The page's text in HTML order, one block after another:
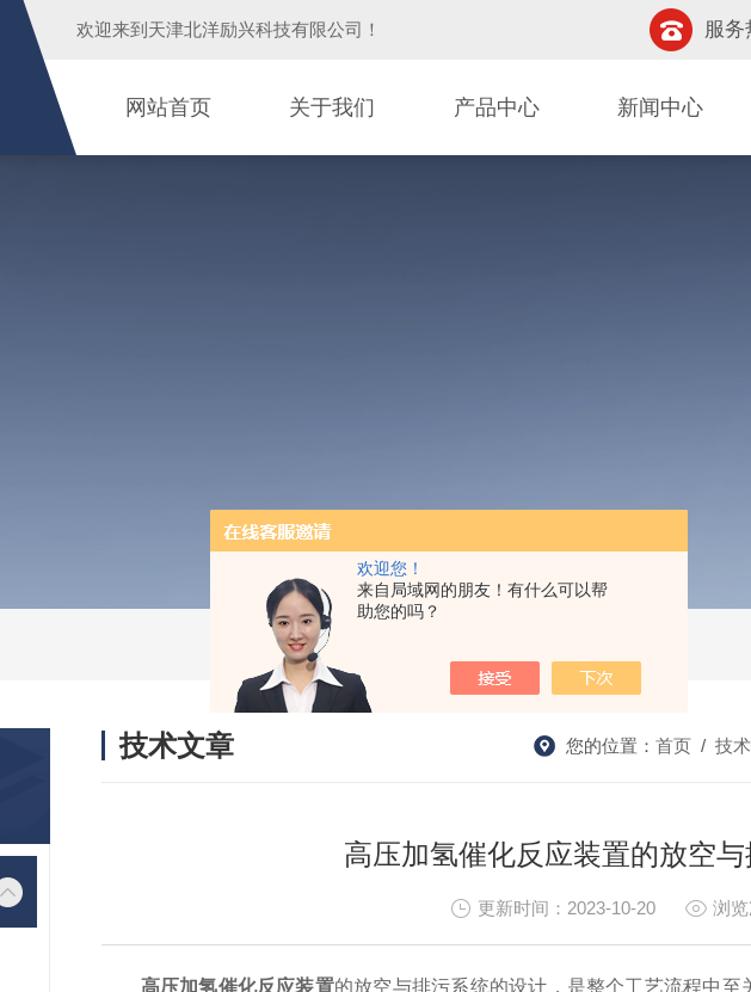
欢迎您！
来自局域网的朋友！有什么可以帮
助您的吗？
欢迎来到 天津北洋励兴科技有限公司 ！ 服务
网站首页 关于我们 产品中心 新闻中心
技术文章 您的位置： 首页 / 技
高压加氢催化反应装置的放空
更新时间：2023-10-20 浏
高压加氢催化反应装置的放空与排污系统的设计，是整个工艺流程中